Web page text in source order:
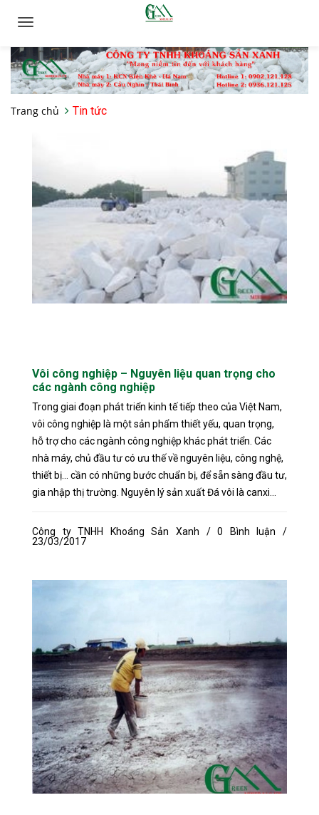
Toggle
Trang chủ Tin tức
Vôi công nghiệp – Nguyên liệu quan trọng cho
các ngành công nghiệp
Trong giai đoạn phát triển kinh tế tiếp theo của Việt Nam,
vôi công nghiệp là một sản phẩm thiết yếu, quan trọng,
hỗ trợ cho các ngành công nghiệp khác phát triển. Các
nhà máy, chủ đầu tư có ưu thế về nguyên liệu, công nghệ,
thiết bị... cần có những bước chuẩn bị, để sẵn sàng đầu tư,
gia nhập thị trường. Nguyên lý sản xuất Đá vôi là canxi...
Công ty TNHH Khoáng Sản Xanh / 0 Bình luận /
23/03/2017